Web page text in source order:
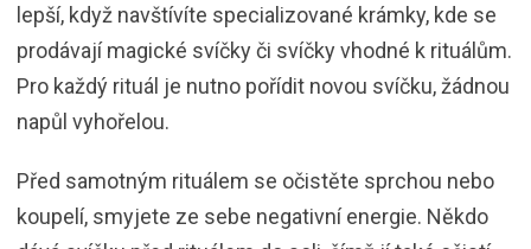
lepší, když navštívíte specializované krámky, kde se
prodávají magické svíčky či svíčky vhodné k rituálům.
Pro každý rituál je nutno pořídit novou svíčku, žádnou
napůl vyhořelou.
Před samotným rituálem se očistěte sprchou nebo
koupelí, smyjete ze sebe negativní energie. Někdo